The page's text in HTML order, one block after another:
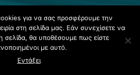
για να σας προσφέρουμε την
στη σελίδα μας. Εάν συνεχίσετε να
σελίδα, θα υποθέσουμε πως είστε
με αυτό.
Εντάξει